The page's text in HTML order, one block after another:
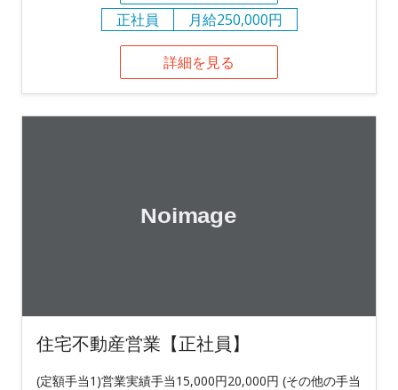
正社員
月給250,000円
詳細を見る
住宅不動産営業【正社員】
(定額手当1)営業実績手当15,000円20,000円 (その他の手当